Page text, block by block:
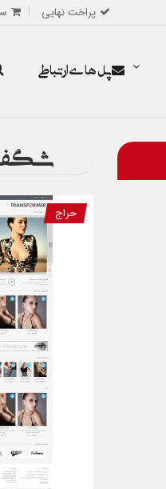
پراخت نهایی
پل های ارتباطی
حراج